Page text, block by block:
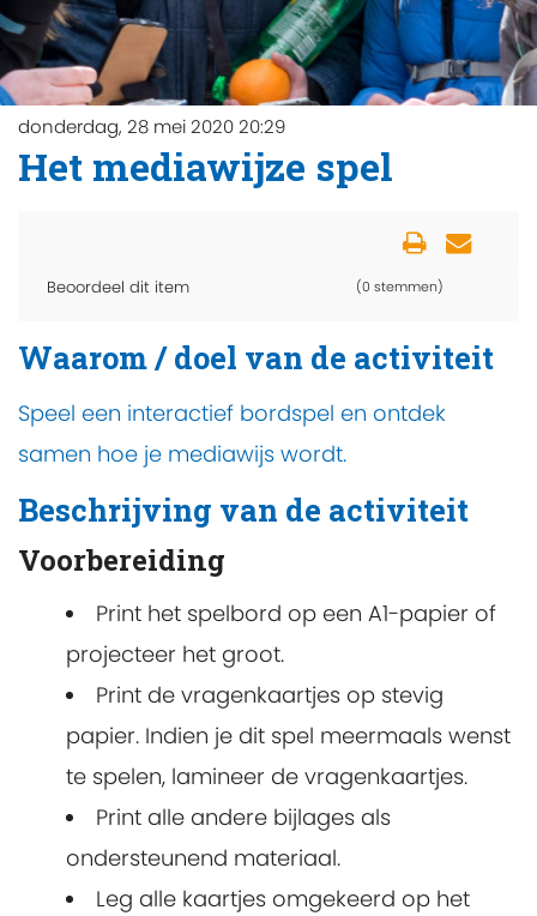
donderdag, 28 mei 2020 20:29
Het mediawijze spel
Beoordeel dit item (0 stemmen)
Waarom / doel van de activiteit
Speel een interactief bordspel en ontdek
samen hoe je mediawijs wordt.
Beschrijving van de activiteit
Voorbereiding
Print het spelbord op een A1-papier of
projecteer het groot.
Print de vragenkaartjes op stevig
papier. Indien je dit spel meermaals wenst
te spelen, lamineer de vragenkaartjes.
Print alle andere bijlages als
ondersteunend materiaal.
Leg alle kaartjes omgekeerd op het